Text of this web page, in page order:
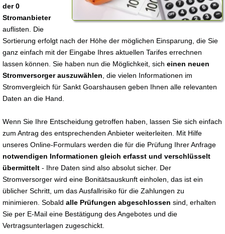
der 0
Stromanbieter
auflisten. Die
Sortierung erfolgt nach der Höhe der möglichen Einsparung, die Sie
ganz einfach mit der Eingabe Ihres aktuellen Tarifes errechnen
lassen können. Sie haben nun die Möglichkeit, sich einen neuen
Stromversorger auszuwählen , die vielen Informationen im
Stromvergleich für Sankt Goarshausen geben Ihnen alle relevanten
Daten an die Hand.
Wenn Sie Ihre Entscheidung getroffen haben, lassen Sie sich einfach
zum Antrag des entsprechenden Anbieter weiterleiten. Mit Hilfe
unseres Online-Formulars werden die für die Prüfung Ihrer Anfrage
notwendigen Informationen gleich erfasst und verschlüsselt
übermittelt - Ihre Daten sind also absolut sicher. Der
Stromversorger wird eine Bonitätsauskunft einholen, das ist ein
üblicher Schritt, um das Ausfallrisiko für die Zahlungen zu
minimieren. Sobald alle Prüfungen abgeschlossen sind, erhalten
Sie per E-Mail eine Bestätigung des Angebotes und die
Vertragsunterlagen zugeschickt.